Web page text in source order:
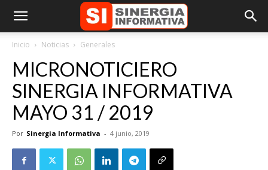
Inicio Noticias Generales
MICRONOTICIERO
SINERGIA INFORMATIVA
MAYO 31 / 2019
Por Sinergia Informativa - 4 junio, 2019